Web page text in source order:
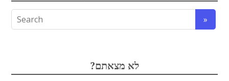
אופטומכניקה ובקרת תנועה
סיבים אופטיים
מקורות אור
מוליכי אור
לדים
הדמיה ומצלמות
גלאים וחיישנים
מסננים אופטיים
לייזרים ומוצרי בטיחות לייזר
גבישים
ספקטרוסקופיה
אלקטרוניקה
מיגון קרינה
עדשות
מתקנים לרפואה
טרה-הרץ
מוצרי קוורץ
זכוכיות וציפויים
מוצרים אחרים
?לא מצאתם